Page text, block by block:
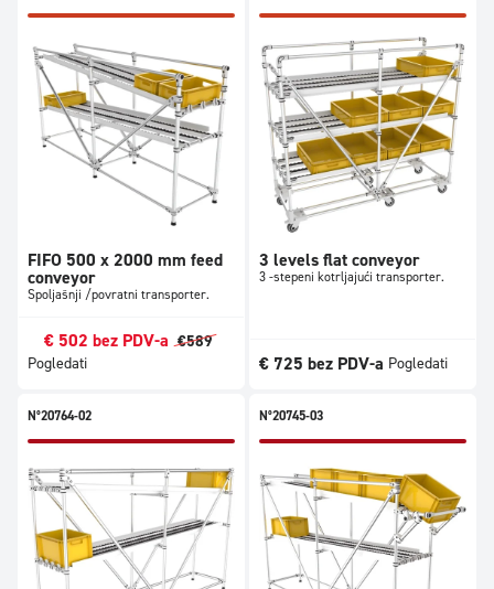
FIFO 500 x 2000 mm feed
conveyor
Spoljašnji /povratni transporter.
€ 502 bez PDV-a €589
Pogledati
3 levels flat conveyor
3 -stepeni kotrljajući transporter.
€ 725 bez PDV-a Pogledati
N°20764-02 N°20745-03